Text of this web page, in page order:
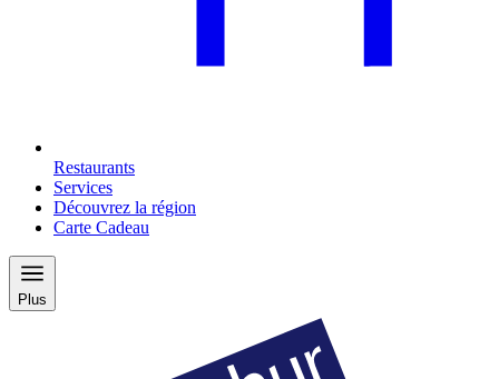
Restaurants
Services
Découvrez la région
Carte Cadeau
Plus